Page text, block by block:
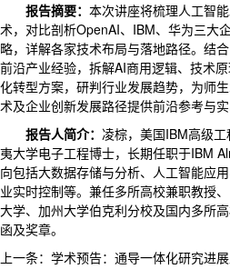
报告摘要： 本次讲座将梳理人工智
术，对比剖析OpenAI、IBM、华为三大
略，详解各家技术布局与落地路径。结
前沿产业经验，拆解AI商用逻辑、技术
化转型方案，研判行业发展趋势，为师
术及企业创新发展路径提供前沿参考与实
报告人简介： 凌棕，美国IBM高级
夷大学电子工程博士，长期任职于IBM
向包括大数据存储与分析、人工智能应
业实时控制等。兼任多所高校兼职教授
大学、加州大学伯克利分校及国内多所
函及奖章。
上一条： 学术预告：通导一体化研究进